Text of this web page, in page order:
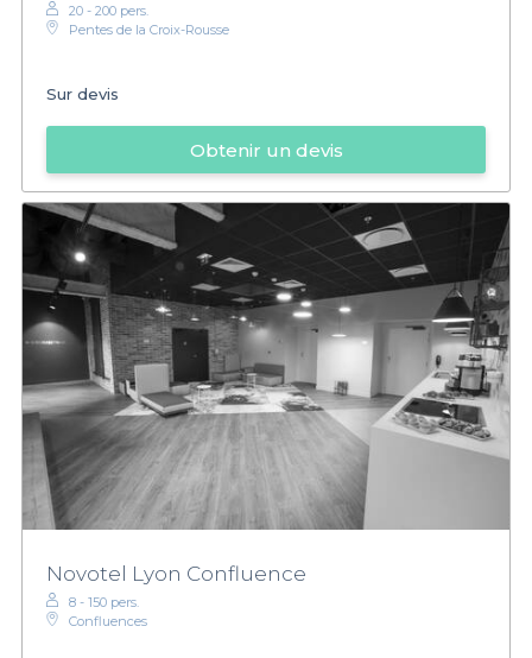
20 - 200 pers.
Pentes de la Croix-Rousse
Sur devis
Obtenir un devis
Novotel Lyon Confluence
8 - 150 pers.
Confluences